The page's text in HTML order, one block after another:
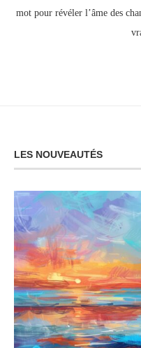
mot pour révéler l’âme des
LES NOUVEAUTÉS